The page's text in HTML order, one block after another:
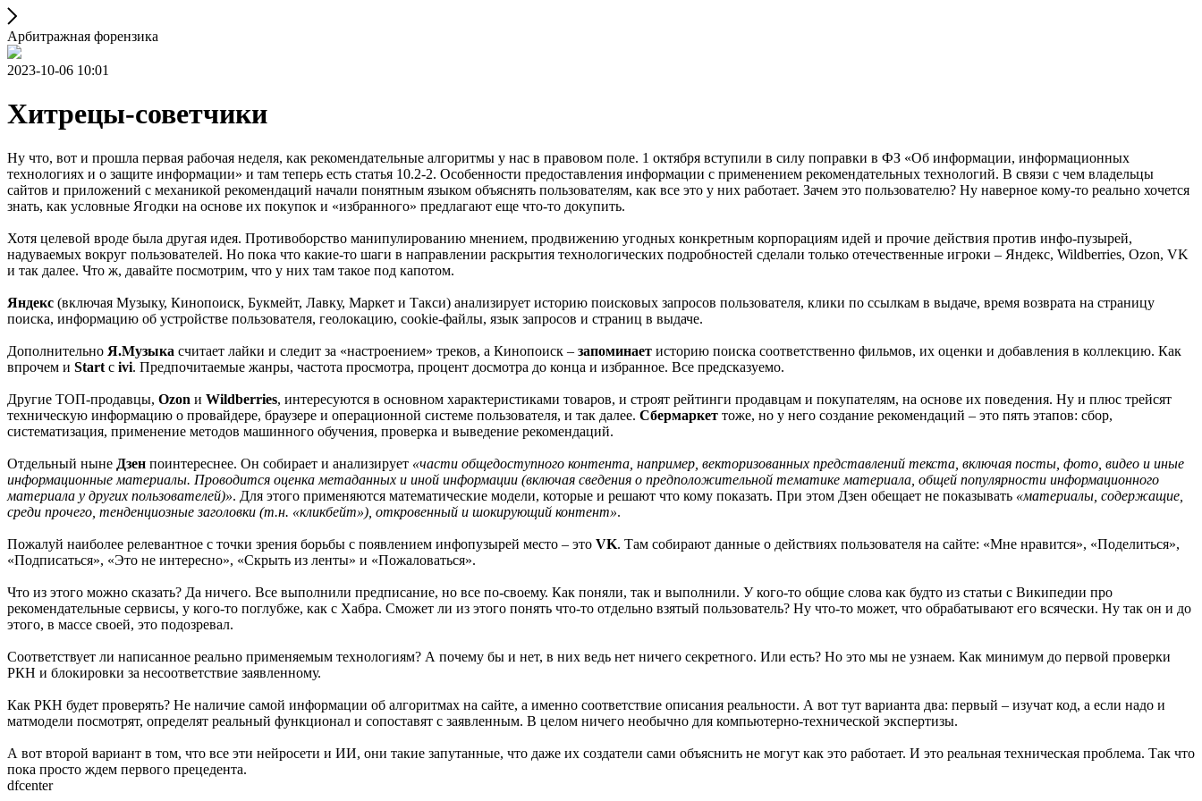
Арбитражная форензика
2023-10-06 10:01
Хитрецы-советчики
Ну что, вот и прошла первая рабочая неделя, как рекомендательные алгоритмы у нас в правовом поле. 1 октября вступили в силу поправки в ФЗ «Об информации, информационных
технологиях и о защите информации» и там теперь есть статья 10.2-2. Особенности предоставления информации с применением рекомендательных технологий. В связи с чем владельцы
сайтов и приложений с механикой рекомендаций начали понятным языком объяснять пользователям, как все это у них работает. Зачем это пользователю? Ну наверное кому-то реально хочется
знать, как условные Ягодки на основе их покупок и «избранного» предлагают еще что-то докупить.
Хотя целевой вроде была другая идея. Противоборство манипулированию мнением, продвижению угодных конкретным корпорациям идей и прочие действия против инфо-пузырей,
надуваемых вокруг пользователей. Но пока что какие-то шаги в направлении раскрытия технологических подробностей сделали только отечественные игроки – Яндекс, Wildberries, Ozon, VK
и так далее. Что ж, давайте посмотрим, что у них там такое под капотом.
Яндекс (включая Музыку, Кинопоиск, Букмейт, Лавку, Маркет и Такси) анализирует историю поисковых запросов пользователя, клики по ссылкам в выдаче, время возврата на страницу
поиска, информацию об устройстве пользователя, геолокацию, cookie-файлы, язык запросов и страниц в выдаче.
Дополнительно Я.Музыка считает лайки и следит за «настроением» треков, а Кинопоиск – запоминает историю поиска соответственно фильмов, их оценки и добавления в коллекцию. Как
впрочем и Start с ivi. Предпочитаемые жанры, частота просмотра, процент досмотра до конца и избранное. Все предсказуемо.
Другие ТОП-продавцы, Ozon и Wildberries, интересуются в основном характеристиками товаров, и строят рейтинги продавцам и покупателям, на основе их поведения. Ну и плюс трейсят
техническую информацию о провайдере, браузере и операционной системе пользователя, и так далее. Сбермаркет тоже, но у него создание рекомендаций – это пять этапов: сбор,
систематизация, применение методов машинного обучения, проверка и выведение рекомендаций.
Отдельный ныне Дзен поинтереснее. Он собирает и анализирует «части общедоступного контента, например, векторизованных представлений текста, включая посты, фото, видео и иные
информационные материалы. Проводится оценка метаданных и иной информации (включая сведения о предположительной тематике материала, общей популярности информационного
материала у других пользователей)». Для этого применяются математические модели, которые и решают что кому показать. При этом Дзен обещает не показывать «материалы, содержащие,
среди прочего, тенденциозные заголовки (т.н. «кликбейт»), откровенный и шокирующий контент».
Пожалуй наиболее релевантное с точки зрения борьбы с появлением инфопузырей место – это VK. Там собирают данные о действиях пользователя на сайте: «Мне нравится», «Поделиться»,
«Подписаться», «Это не интересно», «Скрыть из ленты» и «Пожаловаться».
Что из этого можно сказать? Да ничего. Все выполнили предписание, но все по-своему. Как поняли, так и выполнили. У кого-то общие слова как будто из статьи с Википедии про
рекомендательные сервисы, у кого-то поглубже, как с Хабра. Сможет ли из этого понять что-то отдельно взятый пользователь? Ну что-то может, что обрабатывают его всячески. Ну так он и до
этого, в массе своей, это подозревал.
Соответствует ли написанное реально применяемым технологиям? А почему бы и нет, в них ведь нет ничего секретного. Или есть? Но это мы не узнаем. Как минимум до первой проверки
РКН и блокировки за несоответствие заявленному.
Как РКН будет проверять? Не наличие самой информации об алгоритмах на сайте, а именно соответствие описания реальности. А вот тут варианта два: первый – изучат код, а если надо и
матмодели посмотрят, определят реальный функционал и сопоставят с заявленным. В целом ничего необычно для компьютерно-технической экспертизы.
А вот второй вариант в том, что все эти нейросети и ИИ, они такие запутанные, что даже их создатели сами объяснить не могут как это работает. И это реальная техническая проблема. Так что
пока просто ждем первого прецедента.
dfcenter